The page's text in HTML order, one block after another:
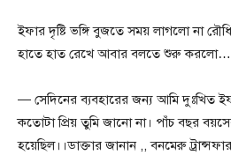
ইফার দৃষ্টি ভঙ্গি বুজতে সময় লাগলো না
হাতে হাত রেখে আবার বলতে শুরু
— সেদিনের ব্যবহারের জন্য আমি দুঃখিত
কতোটা প্রিয় তুমি জানো না। পাঁচ বছর
হয়েছিল।।ডাক্তার জানান ,, বনমেরু